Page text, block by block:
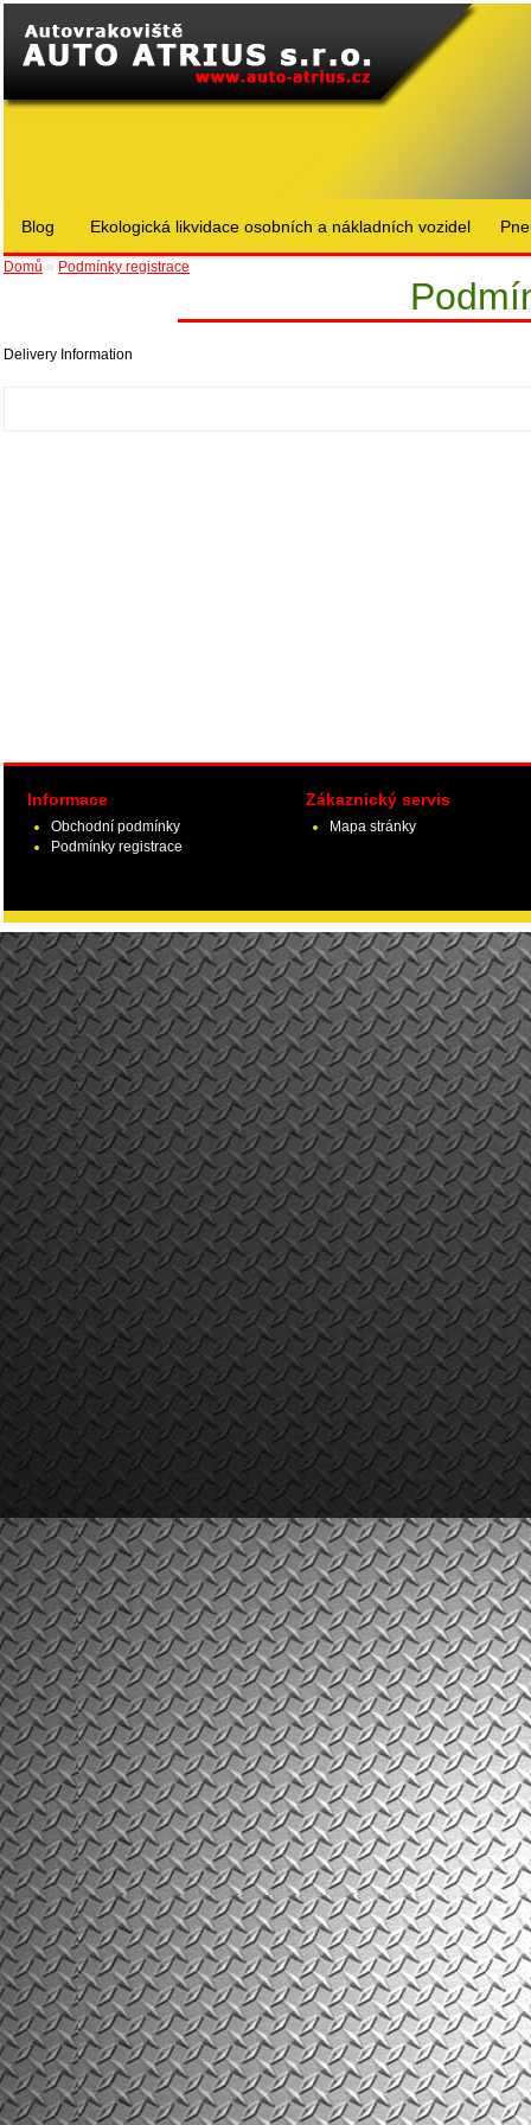
Blog Ekologická likvidace osobních a nákladních vozidel
Domů » Podmínky registrace
Delivery Information
Informace
Obchodní podmínky
Podmínky registrace
Zákaznický servis
Mapa stránky